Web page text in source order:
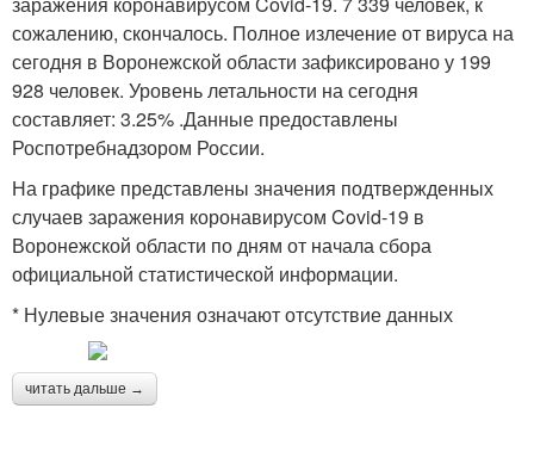
сожалению, скончалось. Полное излечение от вируса на
сегодня в Воронежской области зафиксировано у 199
928 человек. Уровень летальности на сегодня
составляет: 3.25% .Данные предоставлены
Роспотребнадзором России.
На графике представлены значения подтвержденных
случаев заражения коронавирусом Covid-19 в
Воронежской области по дням от начала сбора
официальной статистической информации.
* Нулевые значения означают отсутствие данных
читать дальше →